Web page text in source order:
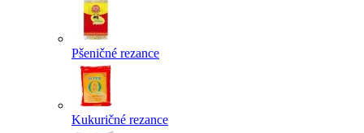
Pšeničné rezance
Kukuričné rezance